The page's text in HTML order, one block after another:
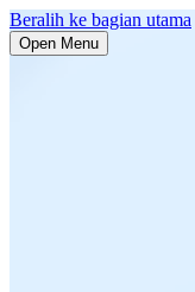
Beralih ke bagian utama
Open Menu